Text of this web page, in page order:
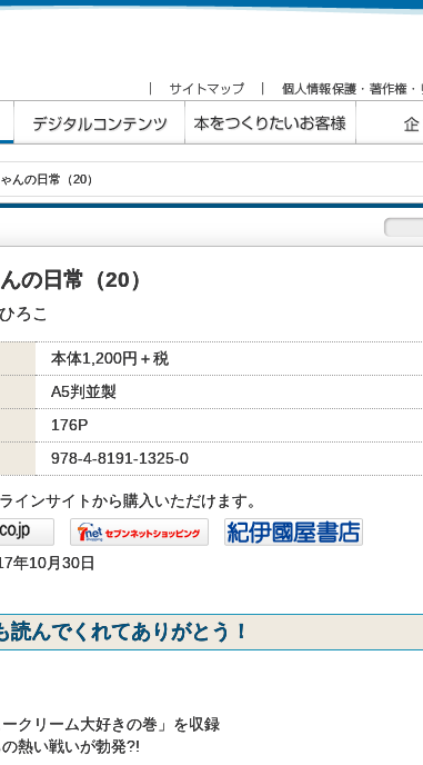
んの日常（20）
の日常（20）
ろこ
本体1,200円＋税
A5判並製
176P
978-4-8191-1325-0
インサイトから購入いただけます。
年10月30日
んでくれてありがとう！
クリーム大好きの巻」を収録
熱い戦いが勃発?!